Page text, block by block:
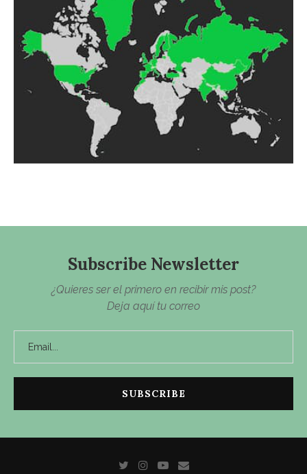
Subscribe Newsletter
¿Quieres ser el primero en recibir mis post?
Deja aquí tu correo